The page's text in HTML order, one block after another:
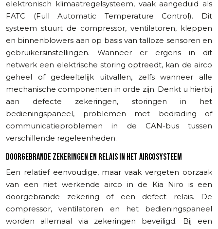
elektronisch klimaatregelsysteem, vaak aangeduid als
FATC (Full Automatic Temperature Control). Dit
systeem stuurt de compressor, ventilatoren, kleppen
en binnenblowers aan op basis van talloze sensoren en
gebruikersinstellingen. Wanneer er ergens in dit
netwerk een elektrische storing optreedt, kan de airco
geheel of gedeeltelijk uitvallen, zelfs wanneer alle
mechanische componenten in orde zijn. Denkt u hierbij
aan defecte zekeringen, storingen in het
bedieningspaneel, problemen met bedrading of
communicatieproblemen in de CAN-bus tussen
verschillende regeleenheden.
DOORGEBRANDE ZEKERINGEN EN RELAIS IN HET AIRCOSYSTEEM
Een relatief eenvoudige, maar vaak vergeten oorzaak
van een niet werkende airco in de Kia Niro is een
doorgebrande zekering of een defect relais. De
compressor, ventilatoren en het bedieningspaneel
worden allemaal via zekeringen beveiligd. Bij een